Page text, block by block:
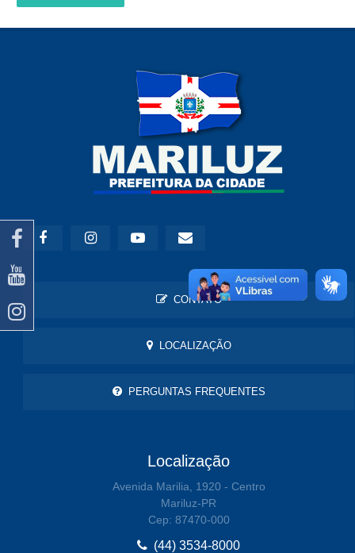
CONTATO
LOCALIZAÇÃO
PERGUNTAS FREQUENTES
Localização
Avenida Marilia, 1920 - Centro
Mariluz-PR
Cep: 87470-000
(44) 3534-8000